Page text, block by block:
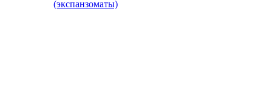
(экспанзоматы)